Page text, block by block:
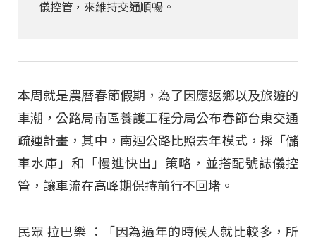
儀控管，來維持交通順暢。
本周就是農曆春節假期，為了因應返鄉以及旅遊的
車潮，公路局南區養護工程分局公布春節台東交通
疏運計畫，其中，南迴公路比照去年模式，採「儲
車水庫」和「慢進快出」策略，並搭配號誌儀控
管，讓車流在高峰期保持前行不回堵。
民眾 拉巴樂 ：「因為過年的時候人就比較多，所